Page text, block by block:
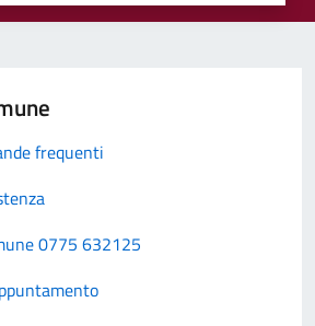
frequenti
0775 632125